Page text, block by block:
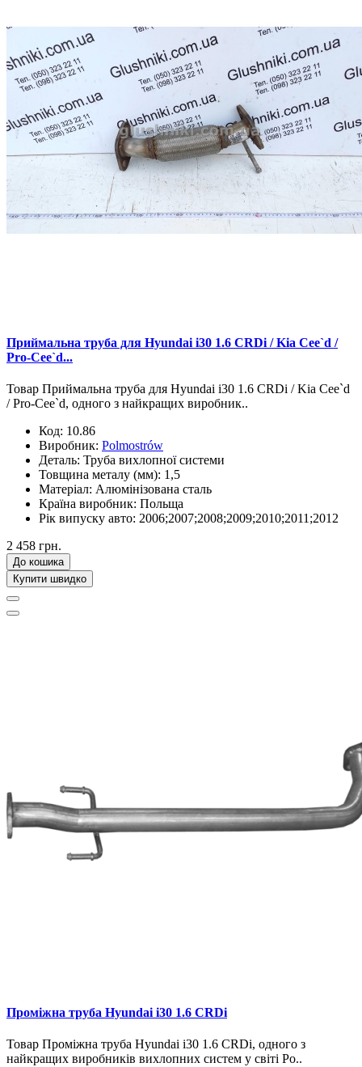
Приймальна труба для Hyundai i30 1.6 CRDi / Kia Cee`d /
Pro-Cee`d...
Товар Приймальна труба для Hyundai i30 1.6 CRDi / Kia Cee`d
/ Pro-Cee`d, одного з найкращих виробник..
Код: 10.86
Виробник: Polmostrów
Деталь: Труба вихлопної системи
Товщина металу (мм): 1,5
Матеріал: Алюмінізована сталь
Країна виробник: Польща
Рік випуску авто: 2006;2007;2008;2009;2010;2011;2012
2 458 грн.
До кошика
Купити швидко
Проміжна труба Hyundai i30 1.6 CRDi
Товар Проміжна труба Hyundai i30 1.6 CRDi, одного з
найкращих виробників вихлопних систем у світі Po..